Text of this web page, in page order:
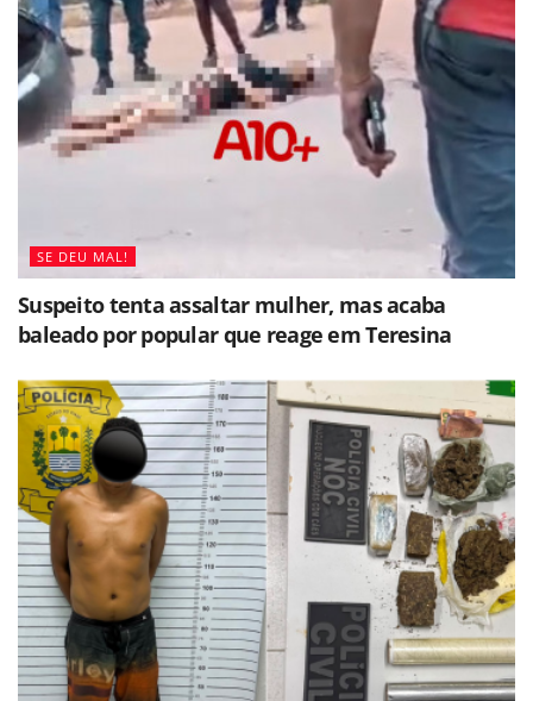
SE DEU MAL!
Suspeito tenta assaltar mulher, mas acaba
baleado por popular que reage em Teresina